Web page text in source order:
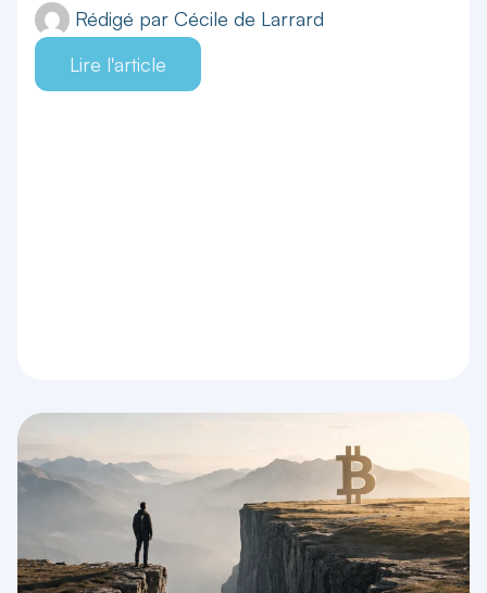
Rédigé par Cécile de Larrard
Lire l'article